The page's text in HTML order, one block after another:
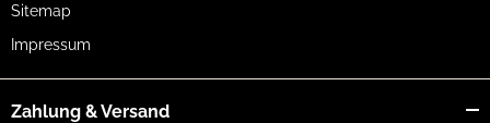
Sitemap
Impressum
Zahlung & Versand